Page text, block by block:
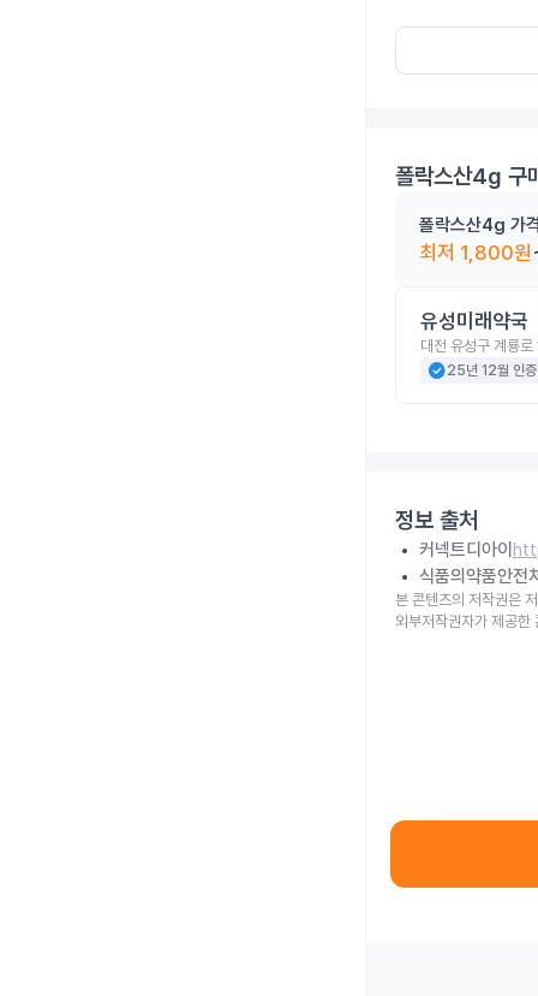
폴락스산4g 구
폴락스산4g 가
최저 1,800원
유성미래약국
대전 유성구 계룡
check_circle25년 12월 인증
정보 출처
커넥트디아이
식품의약품안전
본 콘텐츠의 저작권은
외부저작권자가 제공한